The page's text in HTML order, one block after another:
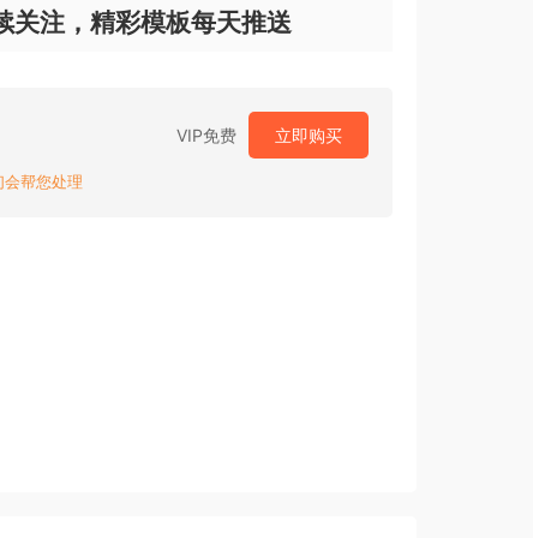
关注，精彩模板每天推送
VIP免费 立即购买
帮您处理